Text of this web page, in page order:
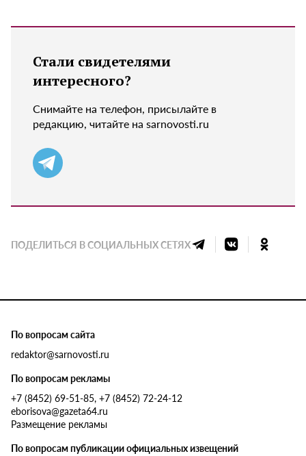
Стали свидетелями
интересного?
Снимайте на телефон, присылайте в
редакцию, читайте на sarnovosti.ru
ПОДЕЛИТЬСЯ В СОЦИАЛЬНЫХ СЕТЯХ
По вопросам сайта
redaktor@sarnovosti.ru
По вопросам рекламы
+7 (8452) 69-51-85, +7 (8452) 72-24-12
eborisova@gazeta64.ru
Размещение рекламы
По вопросам публикации официальных извещений